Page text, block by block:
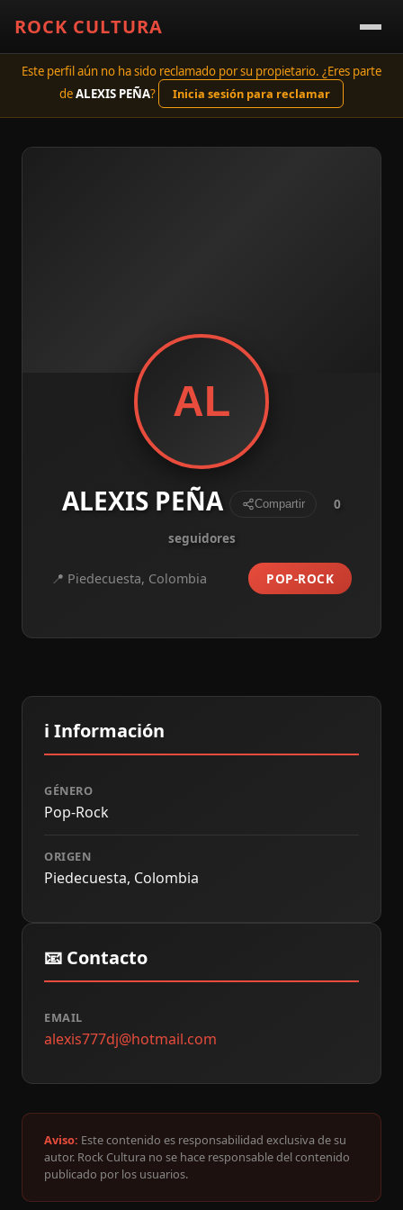
ROCK CULTURA
Este perfil aún no ha sido reclamado por su propietario. ¿Eres parte
deALEXIS PEÑA? Inicia sesión para reclamar
AL
ALEXIS PEÑA Compartir
0
seguidores
📍 Piedecuesta, Colombia POP-ROCK
ℹ️ Información
GÉNERO
Pop-Rock
ORIGEN
Piedecuesta, Colombia
📧 Contacto
EMAIL
alexis777dj@hotmail.com
Aviso: Este contenido es responsabilidad exclusiva de su
autor. Rock Cultura no se hace responsable del contenido
publicado por los usuarios.